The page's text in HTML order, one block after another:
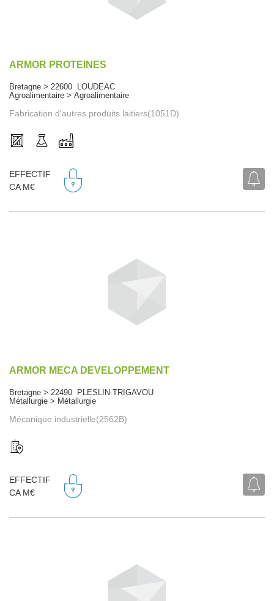
ARMOR PROTEINES
Bretagne > 22600 LOUDEAC
Agroalimentaire > Agroalimentaire
Fabrication d'autres produits laitiers(1051D)
EFFECTIF
CA M€
ARMOR MECA DEVELOPPEMENT
Bretagne > 22490 PLESLIN-TRIGAVOU
Métallurgie > Métallurgie
Mécanique industrielle(2562B)
EFFECTIF
CA M€